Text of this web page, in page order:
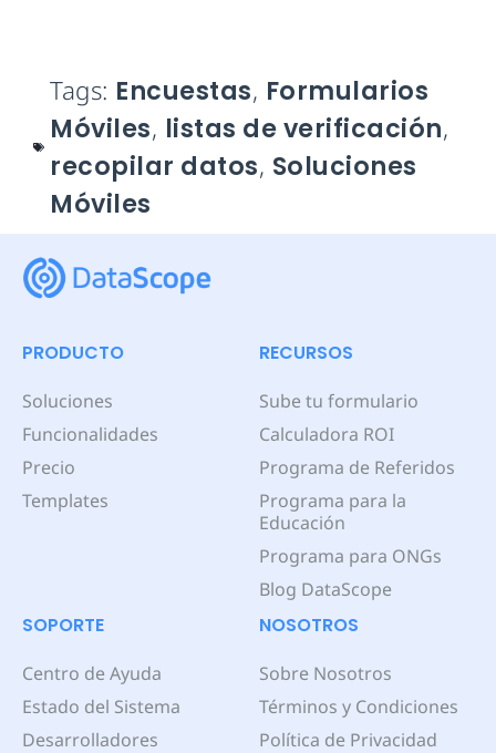
Tags: Encuestas, Formularios
Móviles, listas de verificación,
recopilar datos, Soluciones
Móviles
PRODUCTO
Soluciones
Funcionalidades
Precio
Templates
RECURSOS
Sube tu formulario
Calculadora ROI
Programa de Referidos
Programa para la
Educación
Programa para ONGs
Blog DataScope
SOPORTE
Centro de Ayuda
Estado del Sistema
Desarrolladores
NOSOTROS
Sobre Nosotros
Términos y Condiciones
Política de Privacidad